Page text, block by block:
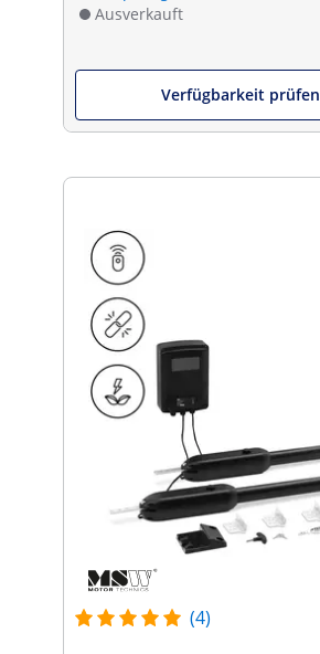
Ausverkauft
Verfügbarkeit prüfen
(4)